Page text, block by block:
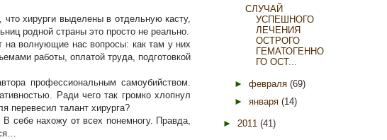
хирурги выделены в отдельную касту,
родной страны это просто не реально.
на волнующие нас вопросы: как там у них
работы, оплатой труда, подготовкой
профессиональным самоубийством.
Ради чего так громко хлопнул
перевесил талант хирурга?
себе нахожу от всех понемногу. Правда,
СЛУЧАЙ
УСПЕШНОГО
ЛЕЧЕНИЯ
ОСТРОГО
ГЕМАТОГЕННО
ГО ОСТ...
► февраля (69)
► января (14)
► 2011 (41)